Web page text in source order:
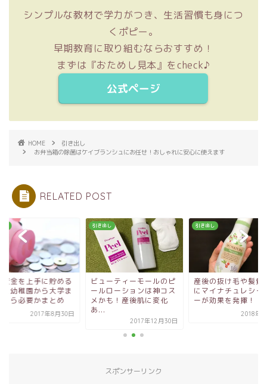
シンプルな教材で学力がつき、生活習慣も身につ
くポピー。
早期教育に取り組むならおすすめ！
まずは『おためし見本』をcheck♪
公式ページ
HOME
引き出し
お弁当箱の除菌はケイブランシュにお任せ！おしゃれに安心に使えます
RELATED POST
ーティーモールのピ
ローションは神コス
も！産後肌に変化
引き出し
産後の抜け毛や髪質変化
にマイナチュレシャンプ
ーが効果を発揮！
引き出し
教育資金を上手に貯
方法と幼稚園から大
でいくら必要かまと
2017年8
スポンサーリンク